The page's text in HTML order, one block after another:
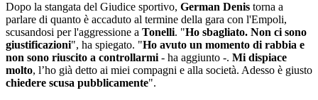
Dopo la stangata del Giudice sportivo, German Denis torna a
parlare di quanto è accaduto al termine della gara con l'Empoli,
scusandosi per l'aggressione a Tonelli. "Ho sbagliato. Non ci sono
giustificazioni", ha spiegato. "Ho avuto un momento di rabbia e
non sono riuscito a controllarmi - ha aggiunto -. Mi dispiace
molto, l’ho già detto ai miei compagni e alla società. Adesso è giusto
chiedere scusa pubblicamente".